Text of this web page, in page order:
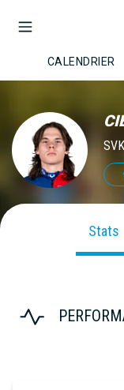
CALENDRIER
SVK
Stats